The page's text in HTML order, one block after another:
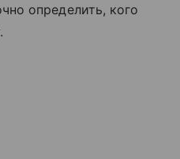
определить, кого